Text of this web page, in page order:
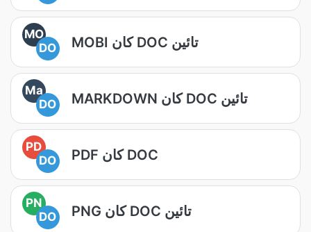
MO
DO
MOBI کان DOC تائين
Ma
DO
MARKDOWN کان DOC تائين
PD
DO
PDF کان DOC
PN
DO
PNG کان DOC تائين